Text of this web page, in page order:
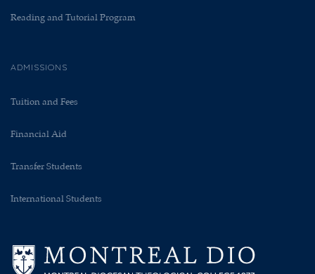
Reading and Tutorial Program
ADMISSIONS
Tuition and Fees
Financial Aid
Transfer Students
International Students